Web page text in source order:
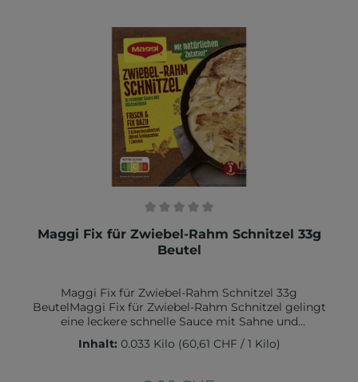
Aromen*, natürliche Aromen*,
MILCHEIWEISSERZEUGNIS*, Zucker*. *natürliche
Zutaten Kann SELLERIE, EIER, SENF und SOJA
enthalten.Nährwerte:Energie 256 kJ / 59 kcal Fett, 3,8
g davon gesättigte Fettsäuren 1,4 gKohlenhydrate,
3,9 g davon Zucker 0,9 gBallaststoffe, 1,2 gEiweiß 2,2
gSalz 0,70 g
Durchschnittliche Bewertung von 0 von 5 Sternen
Maggi Fix für Zwiebel-Rahm Schnitzel 33g
Beutel
Maggi Fix für Zwiebel-Rahm Schnitzel 33g
BeutelMaggi Fix für Zwiebel-Rahm Schnitzel gelingt
eine leckere schnelle Sauce mit Sahne und
ZwiebelnGrössere Bestellmengen benötigen mehr
LieferzeitZutaten:Zwiebeln*, Kartoffelstärke*, 12%
Gewürze* (Zwiebelpulver, Paprika, Knoblauch,
Inhalt: 0.033 Kilo (60,61 CHF / 1 Kilo)